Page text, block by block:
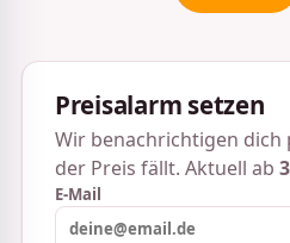
Preisalarm setzen
Wir benachrichtigen dich
der Preis fällt. Aktuell ab
E-Mail